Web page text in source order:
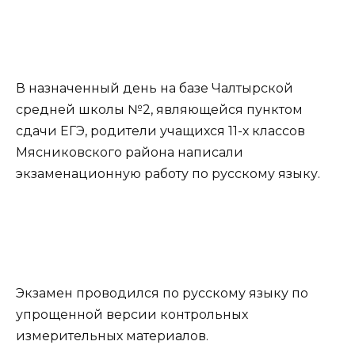
В назначенный день на базе Чалтырской
средней школы №2, являющейся пунктом
сдачи ЕГЭ, родители учащихся 11-х классов
Мясниковского района написали
экзаменационную работу по русскому языку.
Экзамен проводился по русскому языку по
упрощенной версии контрольных
измерительных материалов.